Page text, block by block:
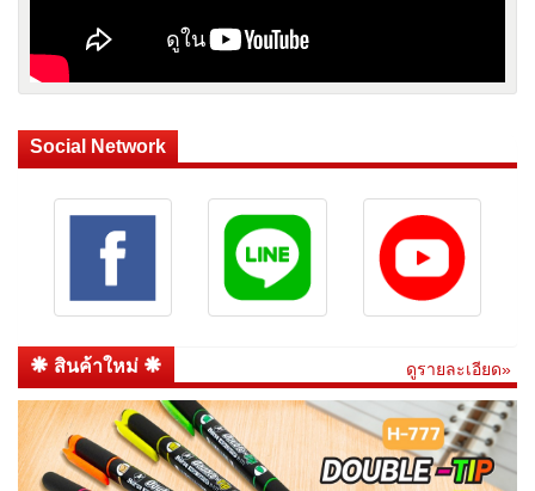
Social Network
สินค้าใหม่ ดูรายละเอียด»